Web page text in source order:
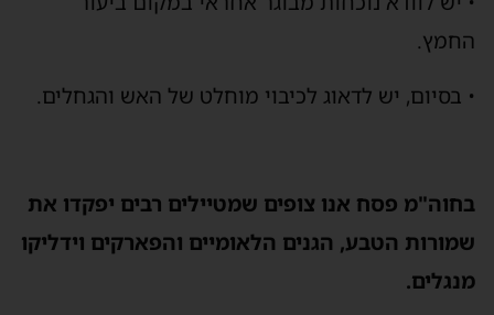
החמץ.
• בסיום, יש לדאוג לכיבוי מוחלט של האש והגחלים.
בחוה"מ פסח אנו צופים שמטיילים רבים יפקדו את
שמורות הטבע, הגנים הלאומיים והפארקים וידליקו
מנגלים.